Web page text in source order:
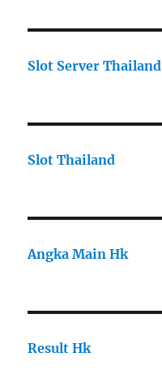
Slot Server Thailand
Slot Thailand
Angka Main Hk
Result Hk